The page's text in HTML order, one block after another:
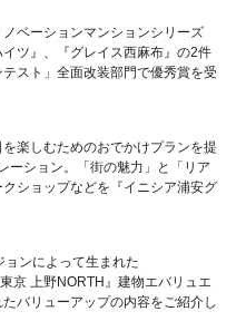
ベーションマンションシリーズ
イツ』、『グレイス西麻布』の2件
スト」全面改装部門で優秀賞を受
楽しむためのおでかけプランを提
ーション。「街の魅力」と「リア
ショップなどを『イニシア浦安グ
ンによって生まれた
京 上野NORTH』建物エバリュエ
バリューアップの内容をご紹介し